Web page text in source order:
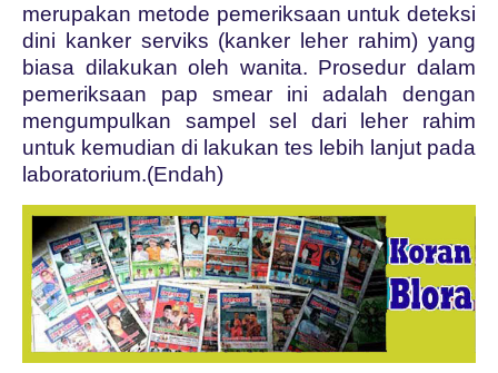
merupakan metode pemeriksaan untuk deteksi
dini kanker serviks (kanker leher rahim) yang
biasa dilakukan oleh wanita. Prosedur dalam
pemeriksaan pap smear ini adalah dengan
mengumpulkan sampel sel dari leher rahim
untuk kemudian di lakukan tes lebih lanjut pada
laboratorium.(Endah)